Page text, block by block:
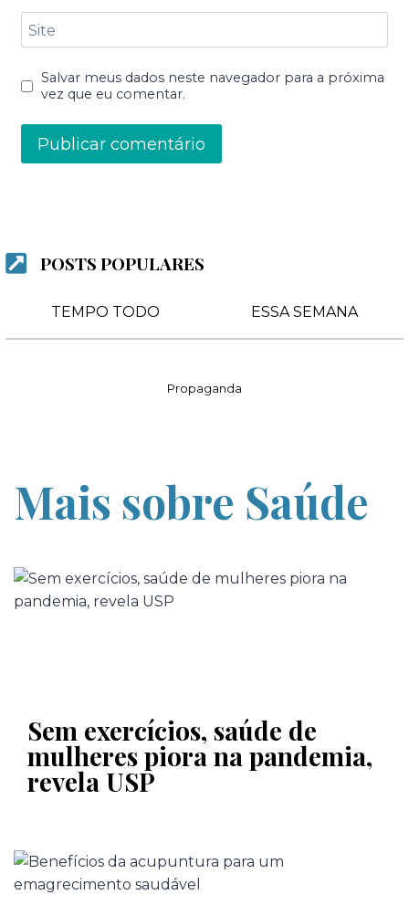
Site
Salvar meus dados neste navegador para a próxima
vez que eu comentar.
POSTS POPULARES
TEMPO TODO ESSA SEMANA
Propaganda
Mais sobre Saúde
Sem exercícios, saúde de
mulheres piora na pandemia,
revela USP